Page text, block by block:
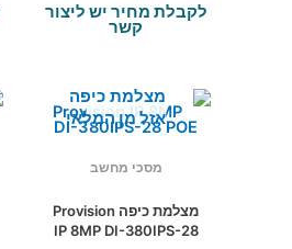
לקבלת מחיר יש ליצור
קשר
אזל מן המלאי
מסכי מחשב
מצלמת כיפה Provision
IP 8MP DI-380IPS-28